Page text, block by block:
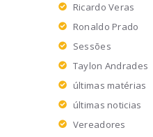
Ricardo Veras
Ronaldo Prado
Sessões
Taylon Andrades
últimas matérias
últimas noticias
Vereadores